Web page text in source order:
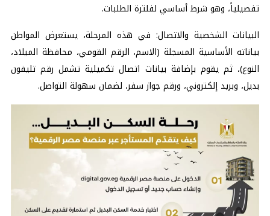
تفصيلياً، وهو شرط أساسي لفلترة الطلبات.
البيانات الشخصية والاتصال: في هذه المرحلة، يستعرض المواطن
بياناته الأساسية المسجلة (الاسم، الرقم القومي، محافظة الميلاد،
النوع)، ثم يقوم بإضافة بيانات اتصال تكميلية تشمل رقم تليفون
بديل، وبريد إلكتروني، ورقم جواز سفر، لضمان سهولة التواصل.